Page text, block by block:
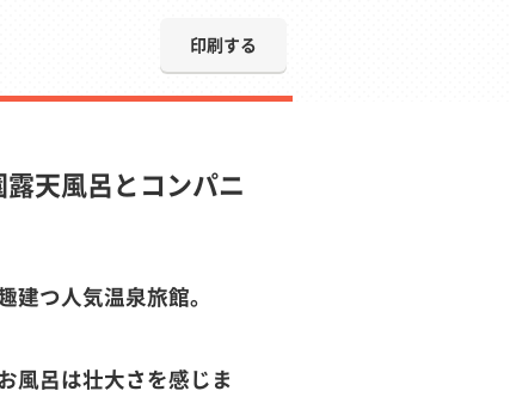
印刷する
天風呂とコンパニ
つ人気温泉旅館。
風呂は壮大さを感じま